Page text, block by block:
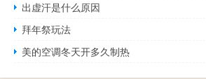
出虚汗是什么原因
拜年祭玩法
美的空调冬天开多久制热